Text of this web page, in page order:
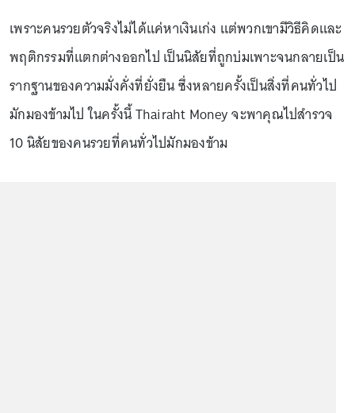
เพราะคนรวยตัวจริงไม่ได้แค่หาเงินเก่ง แต่พวกเขามีวิธีคิดและ
พฤติกรรมที่แตกต่างออกไป เป็นนิสัยที่ถูกบ่มเพาะจนกลายเป็น
รากฐานของความมั่งคั่งที่ยั่งยืน ซึ่งหลายครั้งเป็นสิ่งที่คนทั่วไป
มักมองข้ามไป ในครั้งนี้ Thairaht Money จะพาคุณไปสำรวจ
10 นิสัยของคนรวยที่คนทั่วไปมักมองข้าม